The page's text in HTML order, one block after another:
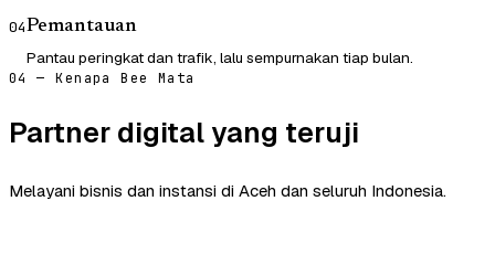
04Pemantauan
Pantau peringkat dan trafik, lalu sempurnakan tiap bulan.
04 — Kenapa Bee Mata
Partner digital yang teruji
Melayani bisnis dan instansi di Aceh dan seluruh Indonesia.